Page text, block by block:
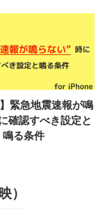
緊急地震速報が鳴
確認すべき設定と
鳴る条件
）